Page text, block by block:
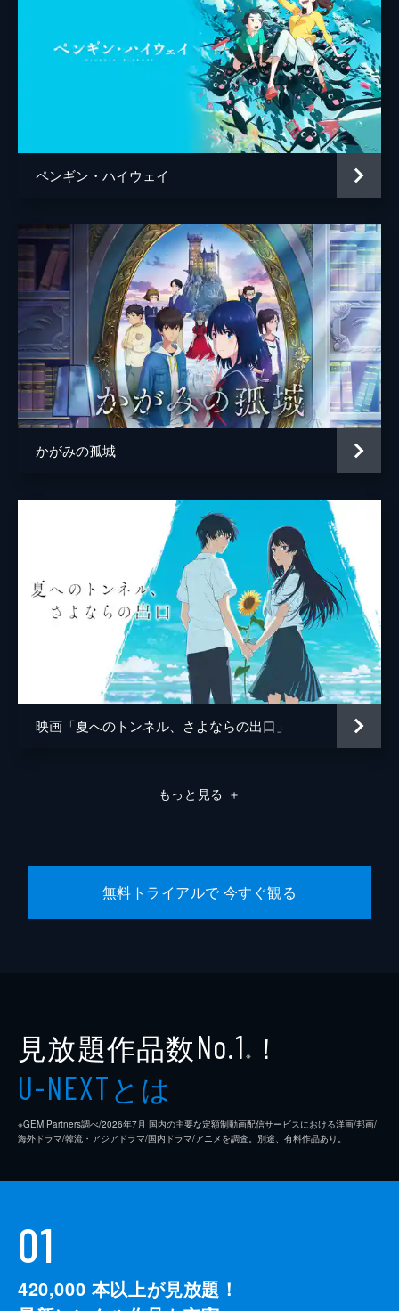
諸星すみれ
二郎丸（少年期） 大野百花
津川雅彦
リリー・フランキー
多々良 大泉洋
細田守
原作 細田守
音楽 高木正勝
アニメーション制作 スタジオ地図
製作 中山良夫
齋藤佑佳
井上伸一郎
中村理一郎
薮下維也
熊谷宜和
ペンギン・ハイウェイ
かがみの孤城
映画「夏へのトンネル、さよならの出口」
もっと見る ＋
無料トライアルで 今すぐ観る
見放題作品数No.1 ※ ！
U-NEXTとは
※GEM Partners調べ/2026年7⽉ 国内の主要な定額制動画配信サービスにおける洋画/邦画/
海外ドラマ/韓流・アジアドラマ/国内ドラマ/アニメを調査。別途、有料作品あり。
01
420,000 本以上が見放題！